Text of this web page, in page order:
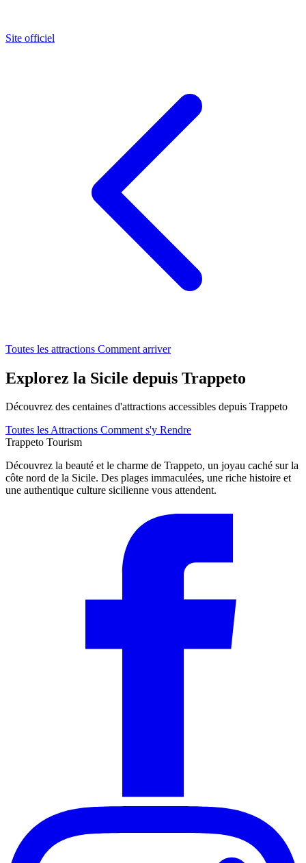
Site officiel
Toutes les attractions Comment arriver
Explorez la Sicile depuis Trappeto
Découvrez des centaines d'attractions accessibles depuis Trappeto
Toutes les Attractions Comment s'y Rendre
Trappeto Tourism
Découvrez la beauté et le charme de Trappeto, un joyau caché sur la
côte nord de la Sicile. Des plages immaculées, une riche histoire et
une authentique culture sicilienne vous attendent.